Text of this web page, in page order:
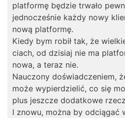
platformę będzie trwało
jednocześnie każdy nowy
nową platformę.
Kiedy bym robił tak, że
ciach, od dzisiaj nie ma
nowa, a teraz nie.
Nauczony doświadczeniem,
może wypierdzielić, co się
plus jeszcze dodatkowe
I znowu, można by odciągać